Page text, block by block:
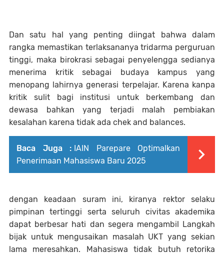
Dan satu hal yang penting diingat bahwa dalam
rangka memastikan terlaksananya tridarma perguruan
tinggi, maka birokrasi sebagai penyelengga sedianya
menerima kritik sebagai budaya kampus yang
menopang lahirnya generasi terpelajar. Karena kanpa
kritik sulit bagi institusi untuk berkembang dan
dewasa bahkan yang terjadi malah pembiakan
kesalahan karena tidak ada chek and balances.
Baca Juga : IAIN Parepare Optimalkan
Penerimaan Mahasiswa Baru 2025
dengan keadaan suram ini, kiranya rektor selaku
pimpinan tertinggi serta seluruh civitas akademika
dapat berbesar hati dan segera mengambil Langkah
bijak untuk mengusaikan masalah UKT yang sekian
lama meresahkan. Mahasiswa tidak butuh retorika